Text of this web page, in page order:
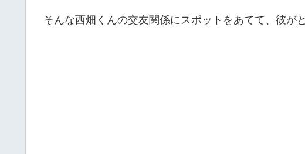
そんな西畑くんの交友関係にスポットをあてて、彼が